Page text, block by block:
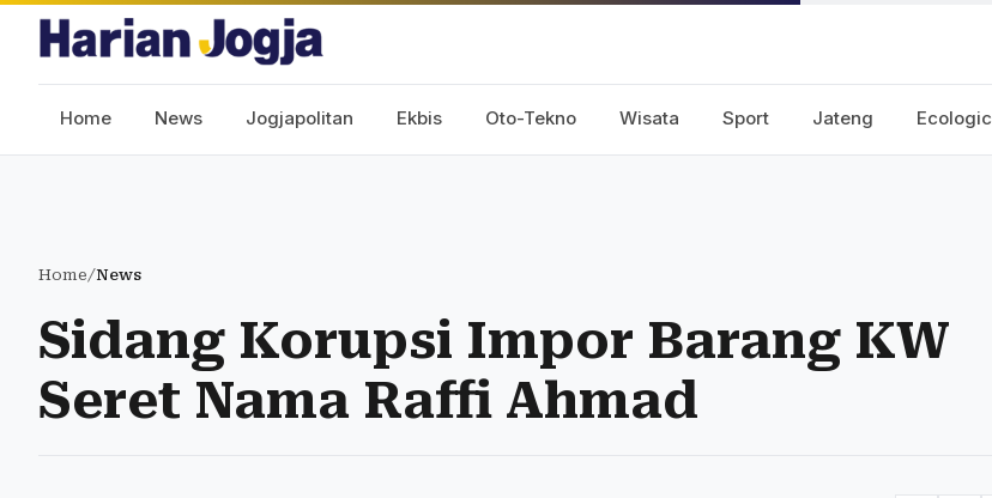
Home News Jogjapolitan Ekbis Oto-Tekno Wisata Sport Jateng Ecologic
Home/News
Sidang Korupsi Impor Barang KW
Seret Nama Raffi Ahmad